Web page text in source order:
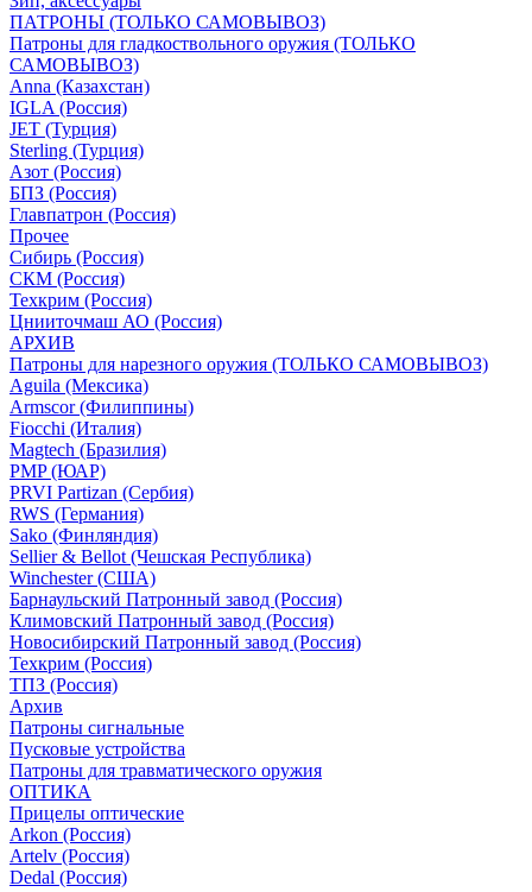
ПАТРОНЫ (ТОЛЬКО САМОВЫВОЗ)
Патроны для гладкоствольного оружия (ТОЛЬКО
САМОВЫВОЗ)
Anna (Казахстан)
IGLA (Россия)
JET (Турция)
Sterling (Турция)
Азот (Россия)
БПЗ (Россия)
Главпатрон (Россия)
Прочее
Сибирь (Россия)
СКМ (Россия)
Техкрим (Россия)
Цнииточмаш АО (Россия)
АРХИВ
Патроны для нарезного оружия (ТОЛЬКО САМОВЫВОЗ)
Aguila (Мексика)
Armscor (Филиппины)
Fiocchi (Италия)
Magtech (Бразилия)
PMP (ЮАР)
PRVI Partizan (Сербия)
RWS (Германия)
Sako (Финляндия)
Sellier & Bellot (Чешская Республика)
Winchester (США)
Барнаульский Патронный завод (Россия)
Климовский Патронный завод (Россия)
Новосибирский Патронный завод (Россия)
Техкрим (Россия)
ТПЗ (Россия)
Архив
Патроны сигнальные
Пусковые устройства
Патроны для травматического оружия
ОПТИКА
Прицелы оптические
Arkon (Россия)
Artelv (Россия)
Dedal (Россия)